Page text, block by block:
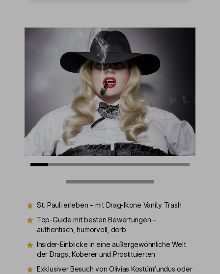
St. Pauli erleben – mit Drag-Ikone Vanity Trash
Top-Guide mit besten Bewertungen –
authentisch, humorvoll, derb
Insider-Einblicke in eine außergewöhnliche Welt
der Drags, Koberer und Prostituierten
Exklusiver Besuch von Olivias Kostümfundus oder